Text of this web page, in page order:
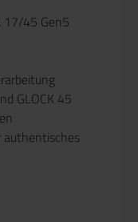
17/45 Gen5
GLOCK 45
authentisches